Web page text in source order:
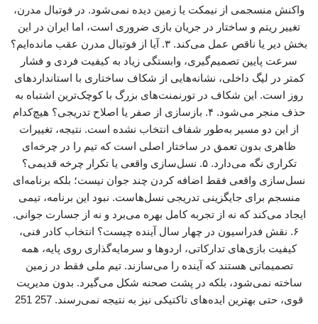
واکنش منسجمی از نیمکت یا زمین دیده نمی‌شود. در فوتبال مدرن،
تغییر ریتم و ساختار در جریان بازی ضروری است، اما ایران در این
بخش دیر یا ناقص عمل می‌کند. ۳. آیا از فوتبال مدرن عقب مانده‌ایم؟
سرعت پایین تصمیم‌گیری، وابستگی زیاد به کیفیت فردی و فشار
کمتر در لیگ داخلی، نشانه‌هایی از شکاف ساختاری با استانداردهای
روز است. این شکاف در تورنمنت‌های بزرگ با کوچک‌ترین اشتباه به
حذف منجر می‌شود. ۴. بازسازی از صفر یا اصلاح تدریجی؟ هیچ‌کدام
از این دو مسیر به‌طور شفاف انتخاب نشده است. نتیجه، تغییرات
ظاهری بدون تعمق در ساختار اصلی است که تیم را در چرخه‌ای
تکراری نگه می‌دارد. ۵. نسل‌سازی واقعی یا تکرار چرخه قدیمی؟
نسل‌سازی واقعی فقط اضافه کردن چند جوان نیست؛ بلکه برنامه‌ای
منسجم برای جایگزینی تدریجی نسل‌هاست. نبود این برنامه، تیمی
ایجاد می‌کند که نه از تجربه کامل بهره می‌برد و نه از جسارت جوانی.
۶. نقش فدراسیون در چهار سال آینده چیست؟ انتخاب کادر فنی،
کیفیت بازی‌های تدارکاتی، اردوها و سرمایه‌گذاری روی پایه، همه
تصمیماتی هستند که آینده را می‌سازند. تیم ملی فقط در زمین
ساخته نمی‌شود، بلکه در پشت صحنه شکل می‌گیرد. بدون مدیریت
قوی، حتی بهترین ایده‌های تاکتیکی نیز به نتیجه نمی‌رسند. 257 251